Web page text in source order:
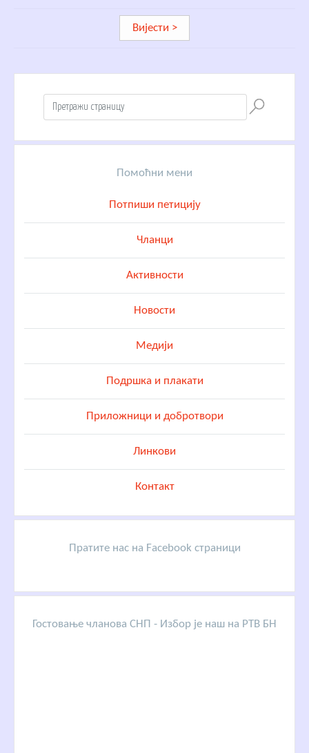
Вијести >
Помоћни мени
Потпиши петицију
Чланци
Активности
Новости
Медији
Подршка и плакати
Приложници и добротвори
Линкови
Контакт
Пратите нас на Facebook страници
Гостовање чланова СНП - Избор је наш на РТВ БН